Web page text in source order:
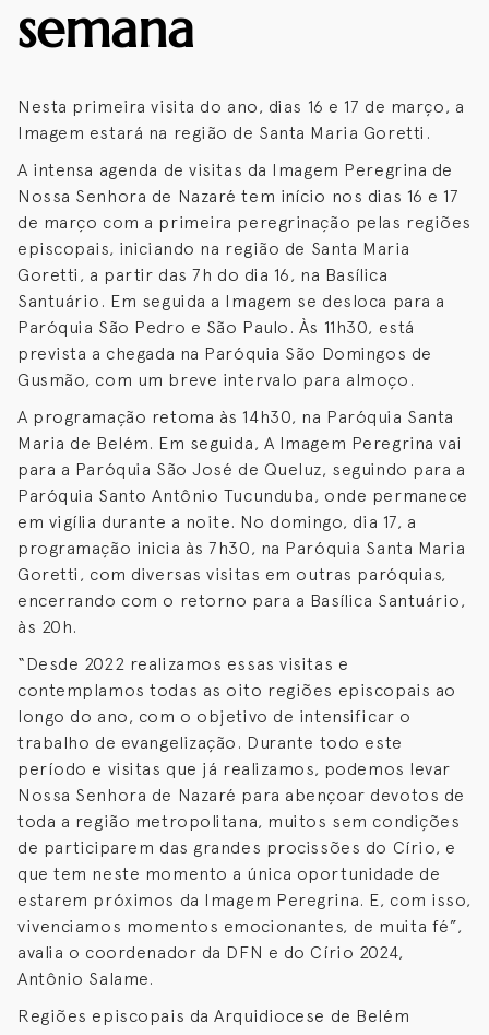
semana
Nesta primeira visita do ano, dias 16 e 17 de março, a
Imagem estará na região de Santa Maria Goretti.
A intensa agenda de visitas da Imagem Peregrina de
Nossa Senhora de Nazaré tem início nos dias 16 e 17
de março com a primeira peregrinação pelas regiões
episcopais, iniciando na região de Santa Maria
Goretti, a partir das 7h do dia 16, na Basílica
Santuário. Em seguida a Imagem se desloca para a
Paróquia São Pedro e São Paulo. Às 11h30, está
prevista a chegada na Paróquia São Domingos de
Gusmão, com um breve intervalo para almoço.
A programação retoma às 14h30, na Paróquia Santa
Maria de Belém. Em seguida, A Imagem Peregrina vai
para a Paróquia São José de Queluz, seguindo para a
Paróquia Santo Antônio Tucunduba, onde permanece
em vigília durante a noite. No domingo, dia 17, a
programação inicia às 7h30, na Paróquia Santa Maria
Goretti, com diversas visitas em outras paróquias,
encerrando com o retorno para a Basílica Santuário,
às 20h.
“Desde 2022 realizamos essas visitas e
contemplamos todas as oito regiões episcopais ao
longo do ano, com o objetivo de intensificar o
trabalho de evangelização. Durante todo este
período e visitas que já realizamos, podemos levar
Nossa Senhora de Nazaré para abençoar devotos de
toda a região metropolitana, muitos sem condições
de participarem das grandes procissões do Círio, e
que tem neste momento a única oportunidade de
estarem próximos da Imagem Peregrina. E, com isso,
vivenciamos momentos emocionantes, de muita fé”,
avalia o coordenador da DFN e do Círio 2024,
Antônio Salame.
Regiões episcopais da Arquidiocese de Belém